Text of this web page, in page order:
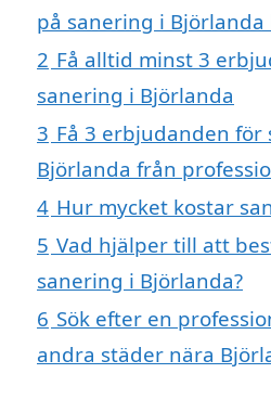
på sanering i
2 Få alltid minst 3
sanering i Björlanda
3 Få 3 erbjudanden för
Björlanda från
4 Hur mycket kostar
5 Vad hjälper till att
sanering i Björlanda?
6 Sök efter en
andra städer nära